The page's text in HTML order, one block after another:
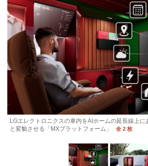
LGエレクトロニクスの車内をAIホームの延長線上
と変貌させる「MXプラットフォーム」
全 2 枚